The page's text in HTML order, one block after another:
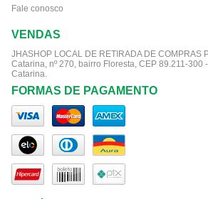
Fale conosco
VENDAS
JHASHOP LOCAL DE RETIRADA DE COMPRAS
Catarina, nº 270, bairro Floresta, CEP 89.211-300
Catarina.
FORMAS DE PAGAMENTO